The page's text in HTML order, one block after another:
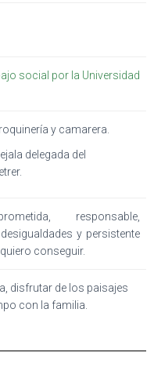
social por la Universidad
y camarera.
delegada del
responsable,
y persistente
conseguir.
disfrutar de los paisajes
con la familia.